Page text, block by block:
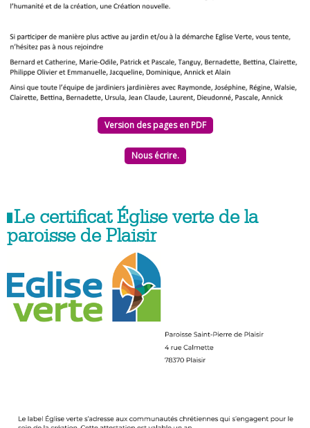
Version des pages en PDF
Nous écrire.
Le certificat Église verte de la
paroisse de Plaisir